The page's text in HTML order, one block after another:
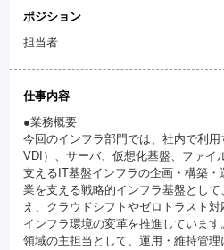
ポジション
担当者
仕事内容
●業務概要
今回のインフラ部門では、社内で利
VDI）、サーバ、仮想化基盤、ファイ
支えるIT基盤インフラの企画・構築
業を支える戦略的インフラ基盤とし
え、クラウドシフトやゼロトラスト
インフラ環境の変革を推進していま
領域の主担当として、運用・維持管